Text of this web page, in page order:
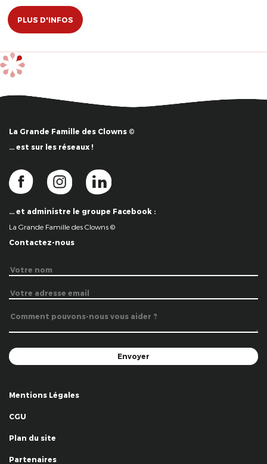
PLUS D'INFOS
La Grande Famille des Clowns ©
… est sur les réseaux !
… et administre le groupe Facebook :
La Grande Famille des Clowns ©
Contactez-nous
Mentions Légales
CGU
Plan du site
Partenaires